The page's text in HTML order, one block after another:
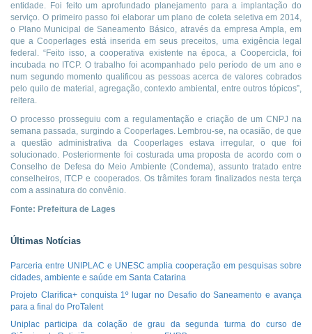
entidade. Foi feito um aprofundado planejamento para a implantação do
serviço. O primeiro passo foi elaborar um plano de coleta seletiva em 2014,
o Plano Municipal de Saneamento Básico, através da empresa Ampla, em
que a Cooperlages está inserida em seus preceitos, uma exigência legal
federal. “Feito isso, a cooperativa existente na época, a Coopercicla, foi
incubada no ITCP. O trabalho foi acompanhado pelo período de um ano e
num segundo momento qualificou as pessoas acerca de valores cobrados
pelo quilo de material, agregação, contexto ambiental, entre outros tópicos”,
reitera.
O processo prosseguiu com a regulamentação e criação de um CNPJ na
semana passada, surgindo a Cooperlages. Lembrou-se, na ocasião, de que
a questão administrativa da Cooperlages estava irregular, o que foi
solucionado. Posteriormente foi costurada uma proposta de acordo com o
Conselho de Defesa do Meio Ambiente (Condema), assunto tratado entre
conselheiros, ITCP e cooperados. Os trâmites foram finalizados nesta terça
com a assinatura do convênio.
Fonte: Prefeitura de Lages
Últimas Notícias
Parceria entre UNIPLAC e UNESC amplia cooperação em pesquisas sobre
cidades, ambiente e saúde em Santa Catarina
Projeto Clarifica+ conquista 1º lugar no Desafio do Saneamento e avança
para a final do ProTalent
Uniplac participa da colação de grau da segunda turma do curso de